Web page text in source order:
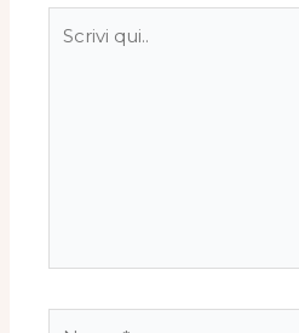
qui..